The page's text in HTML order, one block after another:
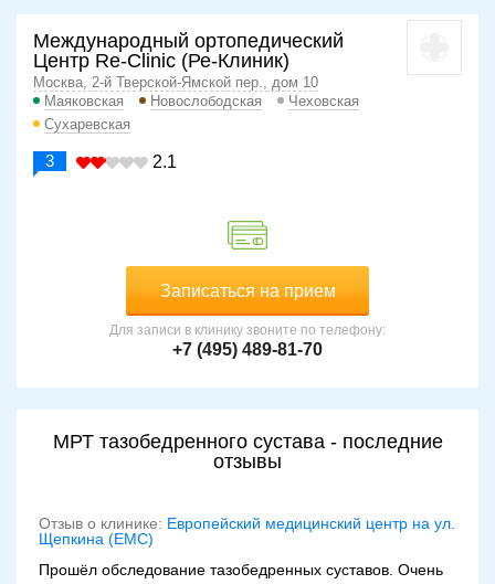
Международный ортопедический
Центр Re-Clinic (Ре-Клиник)
Москва, 2-й Тверской-Ямской пер., дом 10
Маяковская
Новослободская
Чеховская
Сухаревская
3 2.1
Записаться на прием
Для записи в клинику звоните по телефону:
+7 (495) 489-81-70
МРТ тазобедренного сустава - последние
отзывы
Отзыв о клинике: Европейский медицинский центр на ул.
Щепкина (ЕМС)
Прошёл обследование тазобедренных суставов. Очень